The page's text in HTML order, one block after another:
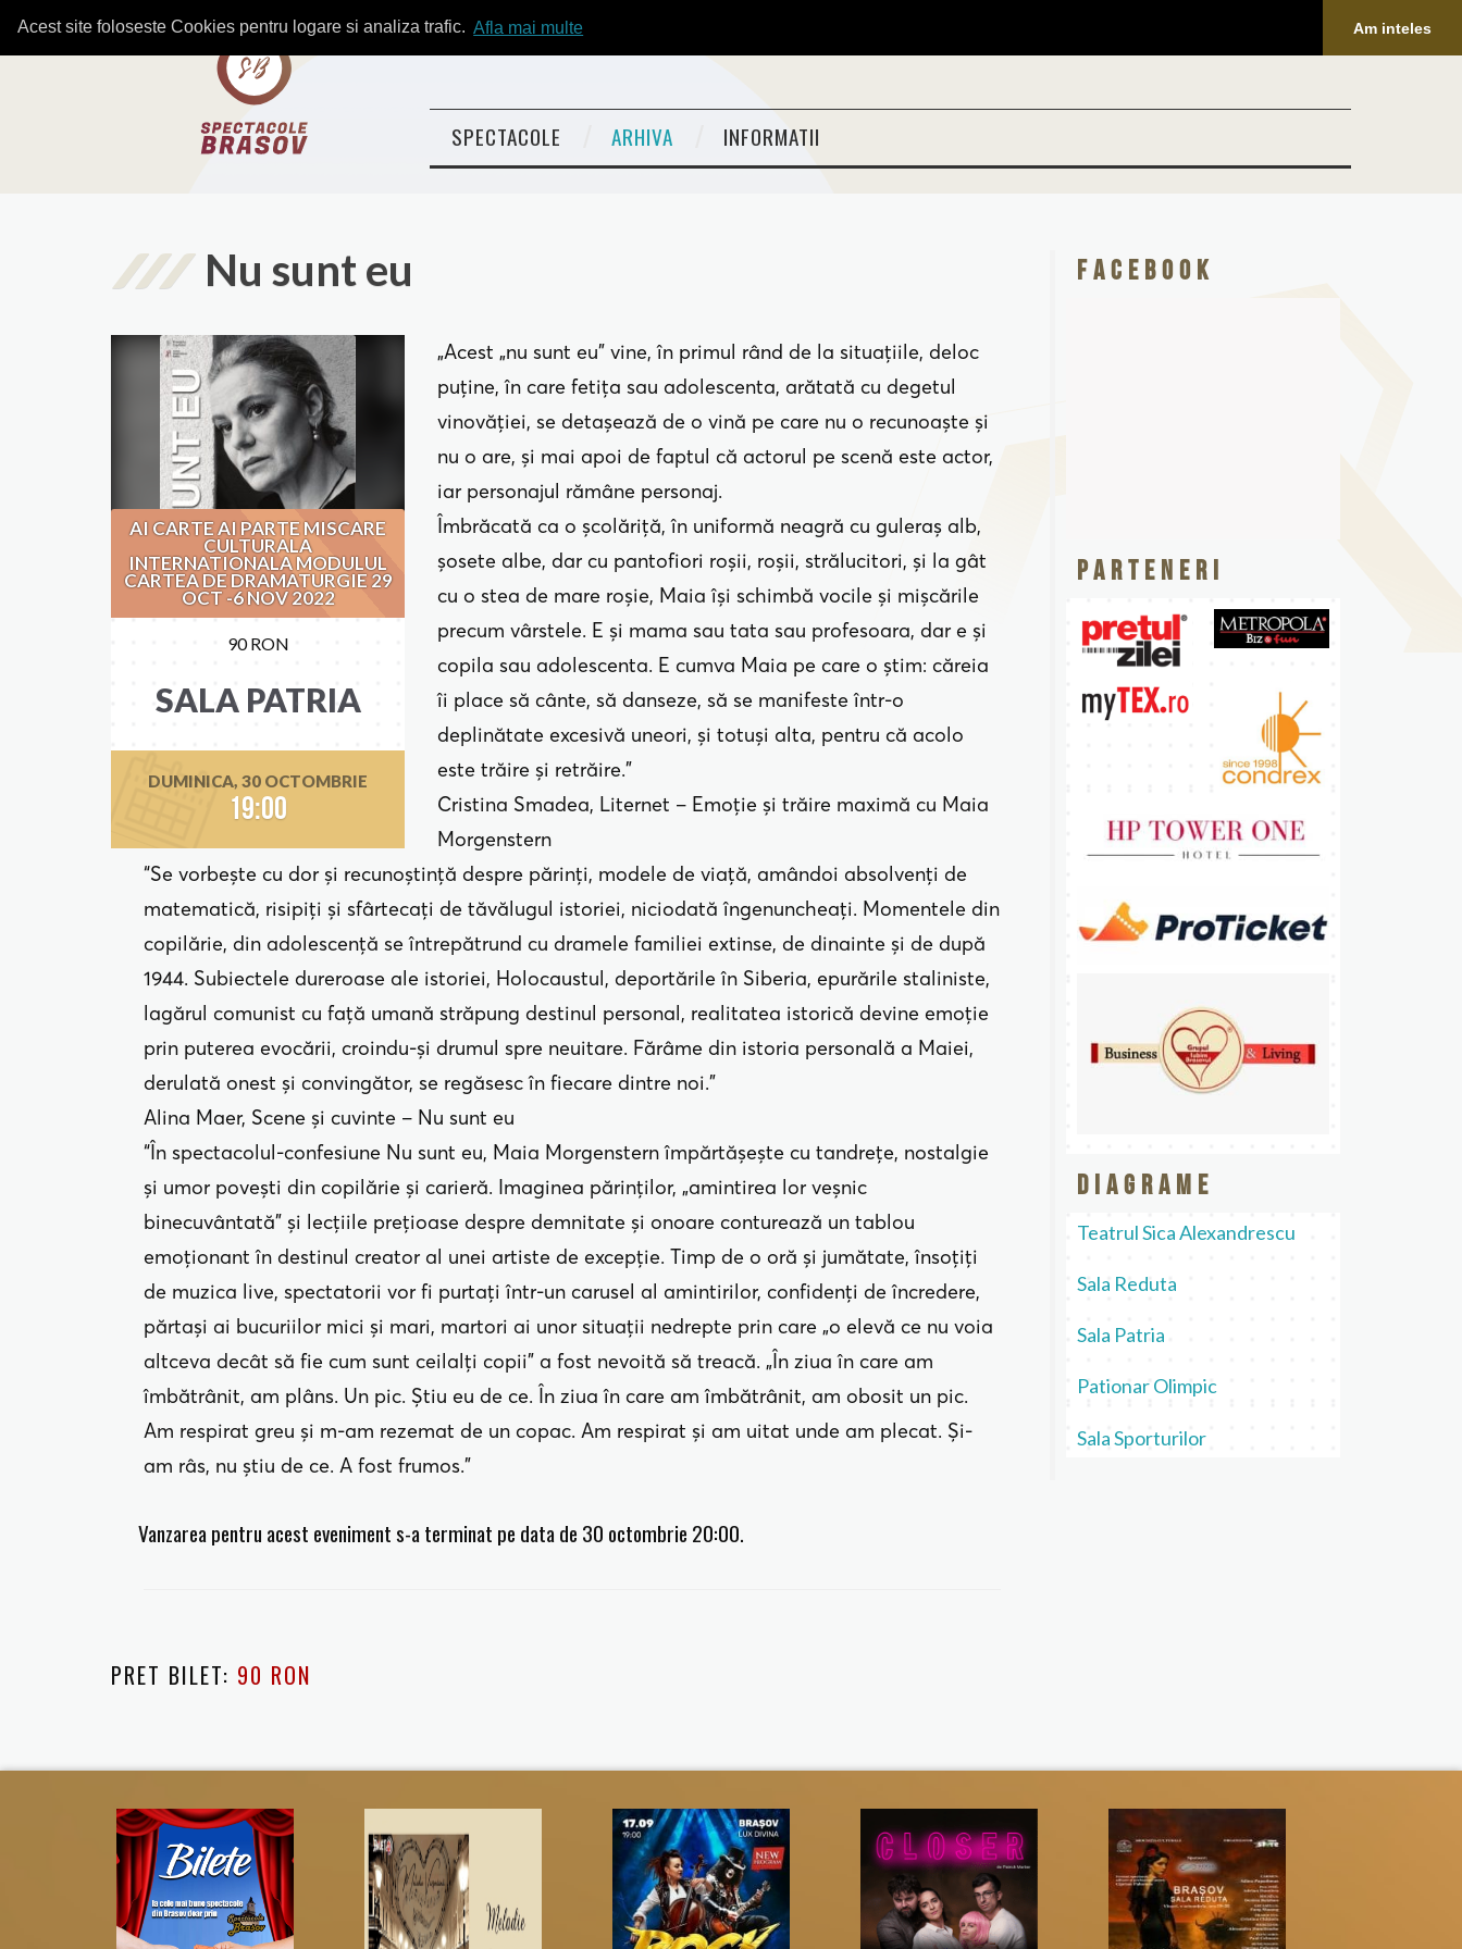
Acest site foloseste Cookies pentru logare si analiza trafic. Afla mai multe Am inteles
SPECTACOLE ARHIVA INFORMATII
Nu sunt eu
AI CARTE AI PARTE MISCARE
CULTURALA
INTERNATIONALA MODULUL
CARTEA DE DRAMATURGIE 29
OCT -6 NOV 2022
90 RON
SALA PATRIA
DUMINICA, 30 OCTOMBRIE
19:00
„Acest „nu sunt eu” vine, în primul rând de la situaţiile, deloc
puţine, în care fetiţa sau adolescenta, arătată cu degetul
vinovăţiei, se detaşează de o vină pe care nu o recunoaşte şi
nu o are, şi mai apoi de faptul că actorul pe scenă este actor,
iar personajul rămâne personaj.
Îmbrăcată ca o şcolăriţă, în uniformă neagră cu guleraş alb,
şosete albe, dar cu pantofiori roşii, roşii, strălucitori, şi la gât
cu o stea de mare roşie, Maia îşi schimbă vocile şi mişcările
precum vârstele. E şi mama sau tata sau profesoara, dar e şi
copila sau adolescenta. E cumva Maia pe care o ştim: căreia
îi place să cânte, să danseze, să se manifeste într-o
deplinătate excesivă uneori, și totuși alta, pentru că acolo
este trăire și retrăire.”
Cristina Smadea, Liternet – Emoție și trăire maximă cu Maia
Morgenstern
“Se vorbește cu dor și recunoștință despre părinți, modele de viață, amândoi absolvenți de
matematică, risipiți și sfârtecați de tăvălugul istoriei, niciodată îngenuncheați. Momentele din
copilărie, din adolescență se întrepătrund cu dramele familiei extinse, de dinainte și de după
1944. Subiectele dureroase ale istoriei, Holocaustul, deportările în Siberia, epurările staliniste,
lagărul comunist cu față umană străpung destinul personal, realitatea istorică devine emoție
prin puterea evocării, croindu-și drumul spre neuitare. Fărâme din istoria personală a Maiei,
derulată onest și convingător, se regăsesc în fiecare dintre noi.”
Alina Maer, Scene și cuvinte – Nu sunt eu
“În spectacolul-confesiune Nu sunt eu, Maia Morgenstern împărtășește cu tandrețe, nostalgie
și umor povești din copilărie și carieră. Imaginea părinților, „amintirea lor veșnic
binecuvântată” și lecțiile prețioase despre demnitate și onoare conturează un tablou
emoționant în destinul creator al unei artiste de excepție. Timp de o oră și jumătate, însoțiți
de muzica live, spectatorii vor fi purtați într-un carusel al amintirilor, confidenți de încredere,
părtași ai bucuriilor mici și mari, martori ai unor situații nedrepte prin care „o elevă ce nu voia
altceva decât să fie cum sunt ceilalți copii” a fost nevoită să treacă. „În ziua în care am
îmbătrânit, am plâns. Un pic. Știu eu de ce. În ziua în care am îmbătrânit, am obosit un pic.
Am respirat greu și m-am rezemat de un copac. Am respirat și am uitat unde am plecat. Și-
am râs, nu știu de ce. A fost frumos.”
Vanzarea pentru acest eveniment s-a terminat pe data de 30 octombrie 20:00.
PRET BILET: 90 RON
Facebook
Parteneri
Diagrame
Teatrul Sica Alexandrescu
Sala Reduta
Sala Patria
Pationar Olimpic
Sala Sporturilor